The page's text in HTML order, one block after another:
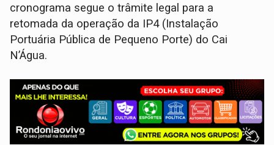
cronograma segue o trâmite legal para a
retomada da operação da IP4 (Instalação
Portuária Pública de Pequeno Porte) do Cai
N’Água.